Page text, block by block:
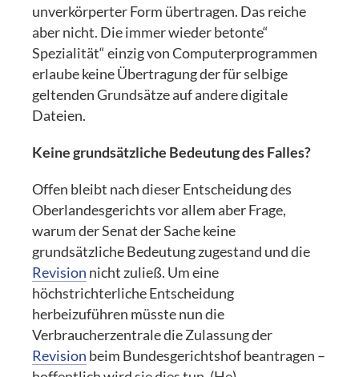
unverkörperter Form übertragen. Das reiche
aber nicht. Die immer wieder betonte“
Spezialität“ einzig von Computerprogrammen
erlaube keine Übertragung der für selbige
geltenden Grundsätze auf andere digitale
Dateien.
Keine grundsätzliche Bedeutung des Falles?
Offen bleibt nach dieser Entscheidung des
Oberlandesgerichts vor allem aber Frage,
warum der Senat der Sache keine
grundsätzliche Bedeutung zugestand und die
Revision nicht zuließ. Um eine
höchstrichterliche Entscheidung
herbeizuführen müsste nun die
Verbraucherzentrale die Zulassung der
Revision beim Bundesgerichtshof beantragen –